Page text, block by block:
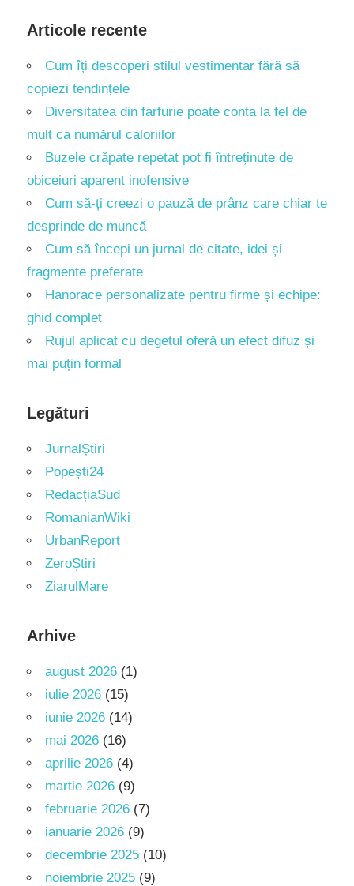
Articole recente
Cum îți descoperi stilul vestimentar fără să
copiezi tendințele
Diversitatea din farfurie poate conta la fel de
mult ca numărul caloriilor
Buzele crăpate repetat pot fi întreținute de
obiceiuri aparent inofensive
Cum să-ți creezi o pauză de prânz care chiar te
desprinde de muncă
Cum să începi un jurnal de citate, idei și
fragmente preferate
Hanorace personalizate pentru firme și echipe:
ghid complet
Rujul aplicat cu degetul oferă un efect difuz și
mai puțin formal
Legături
JurnalȘtiri
Popești24
RedacțiaSud
RomanianWiki
UrbanReport
ZeroȘtiri
ZiarulMare
Arhive
august 2026 (1)
iulie 2026 (15)
iunie 2026 (14)
mai 2026 (16)
aprilie 2026 (4)
martie 2026 (9)
februarie 2026 (7)
ianuarie 2026 (9)
decembrie 2025 (10)
noiembrie 2025 (9)